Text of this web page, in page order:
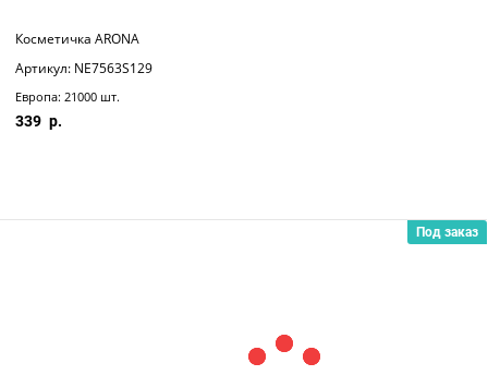
Косметичка ARONA
Артикул: NE7563S129
Европа: 21000 шт.
339
Под заказ